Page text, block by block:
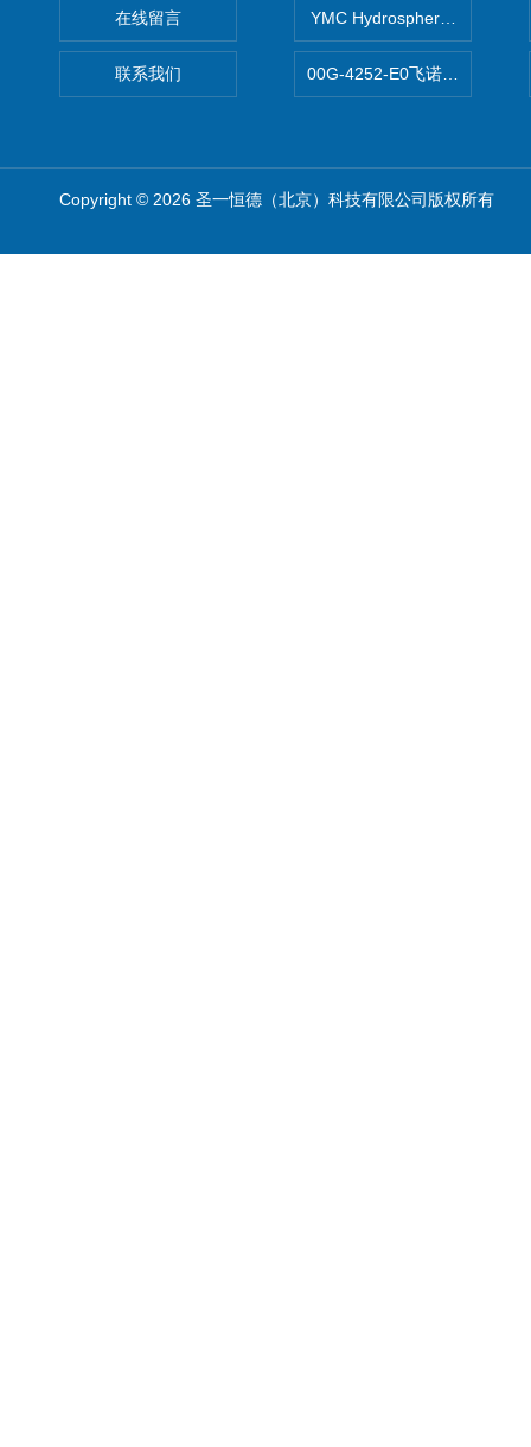
在线留言
联系我们
YMC Hydrosphere C18亲水
00G-4252-E0飞诺美Luna
Copyright © 2026 圣一恒德（北京）科技有限公司版权所有